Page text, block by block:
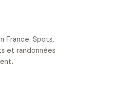
France. Spots,
et randonnées